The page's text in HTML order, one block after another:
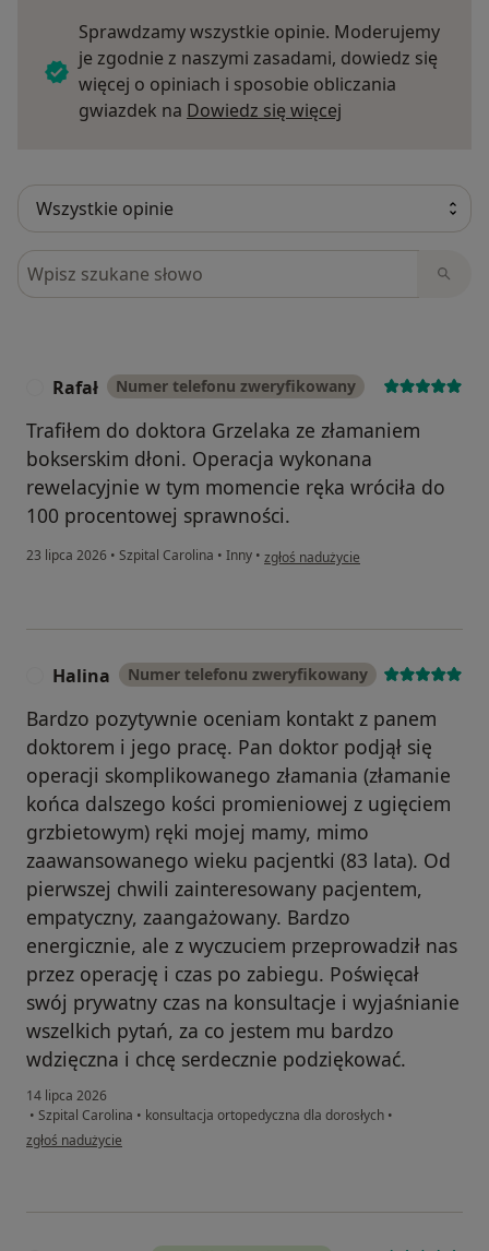
Sprawdzamy wszystkie opinie. Moderujemy
je zgodnie z naszymi zasadami, dowiedz się
więcej o opiniach i sposobie obliczania
gwiazdek na Dowiedz się więcej
Szukaj w opiniach
Rafał Numer telefonu zweryfikowany
Trafiłem do doktora Grzelaka ze złamaniem
bokserskim dłoni. Operacja wykonana
rewelacyjnie w tym momencie ręka wróciła do
100 procentowej sprawności.
23 lipca 2026 • Szpital Carolina • Inny • w opinii użytkownika Rafał
zgłoś nadużycie
Halina Numer telefonu zweryfikowany
Bardzo pozytywnie oceniam kontakt z panem
doktorem i jego pracę. Pan doktor podjął się
operacji skomplikowanego złamania (złamanie
końca dalszego kości promieniowej z ugięciem
grzbietowym) ręki mojej mamy, mimo
zaawansowanego wieku pacjentki (83 lata). Od
pierwszej chwili zainteresowany pacjentem,
empatyczny, zaangażowany. Bardzo
energicznie, ale z wyczuciem przeprowadził nas
przez operację i czas po zabiegu. Poświęcał
swój prywatny czas na konsultacje i wyjaśnianie
wszelkich pytań, za co jestem mu bardzo
wdzięczna i chcę serdecznie podziękować.
14 lipca 2026
• Szpital Carolina • konsultacja ortopedyczna dla dorosłych •
w opinii użytkownika Halina
zgłoś nadużycie